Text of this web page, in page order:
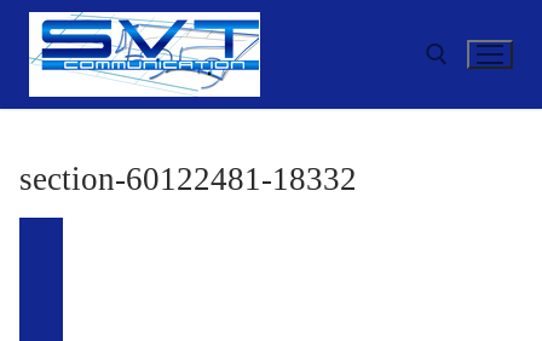
Aller
contenu
section-60122481-18332